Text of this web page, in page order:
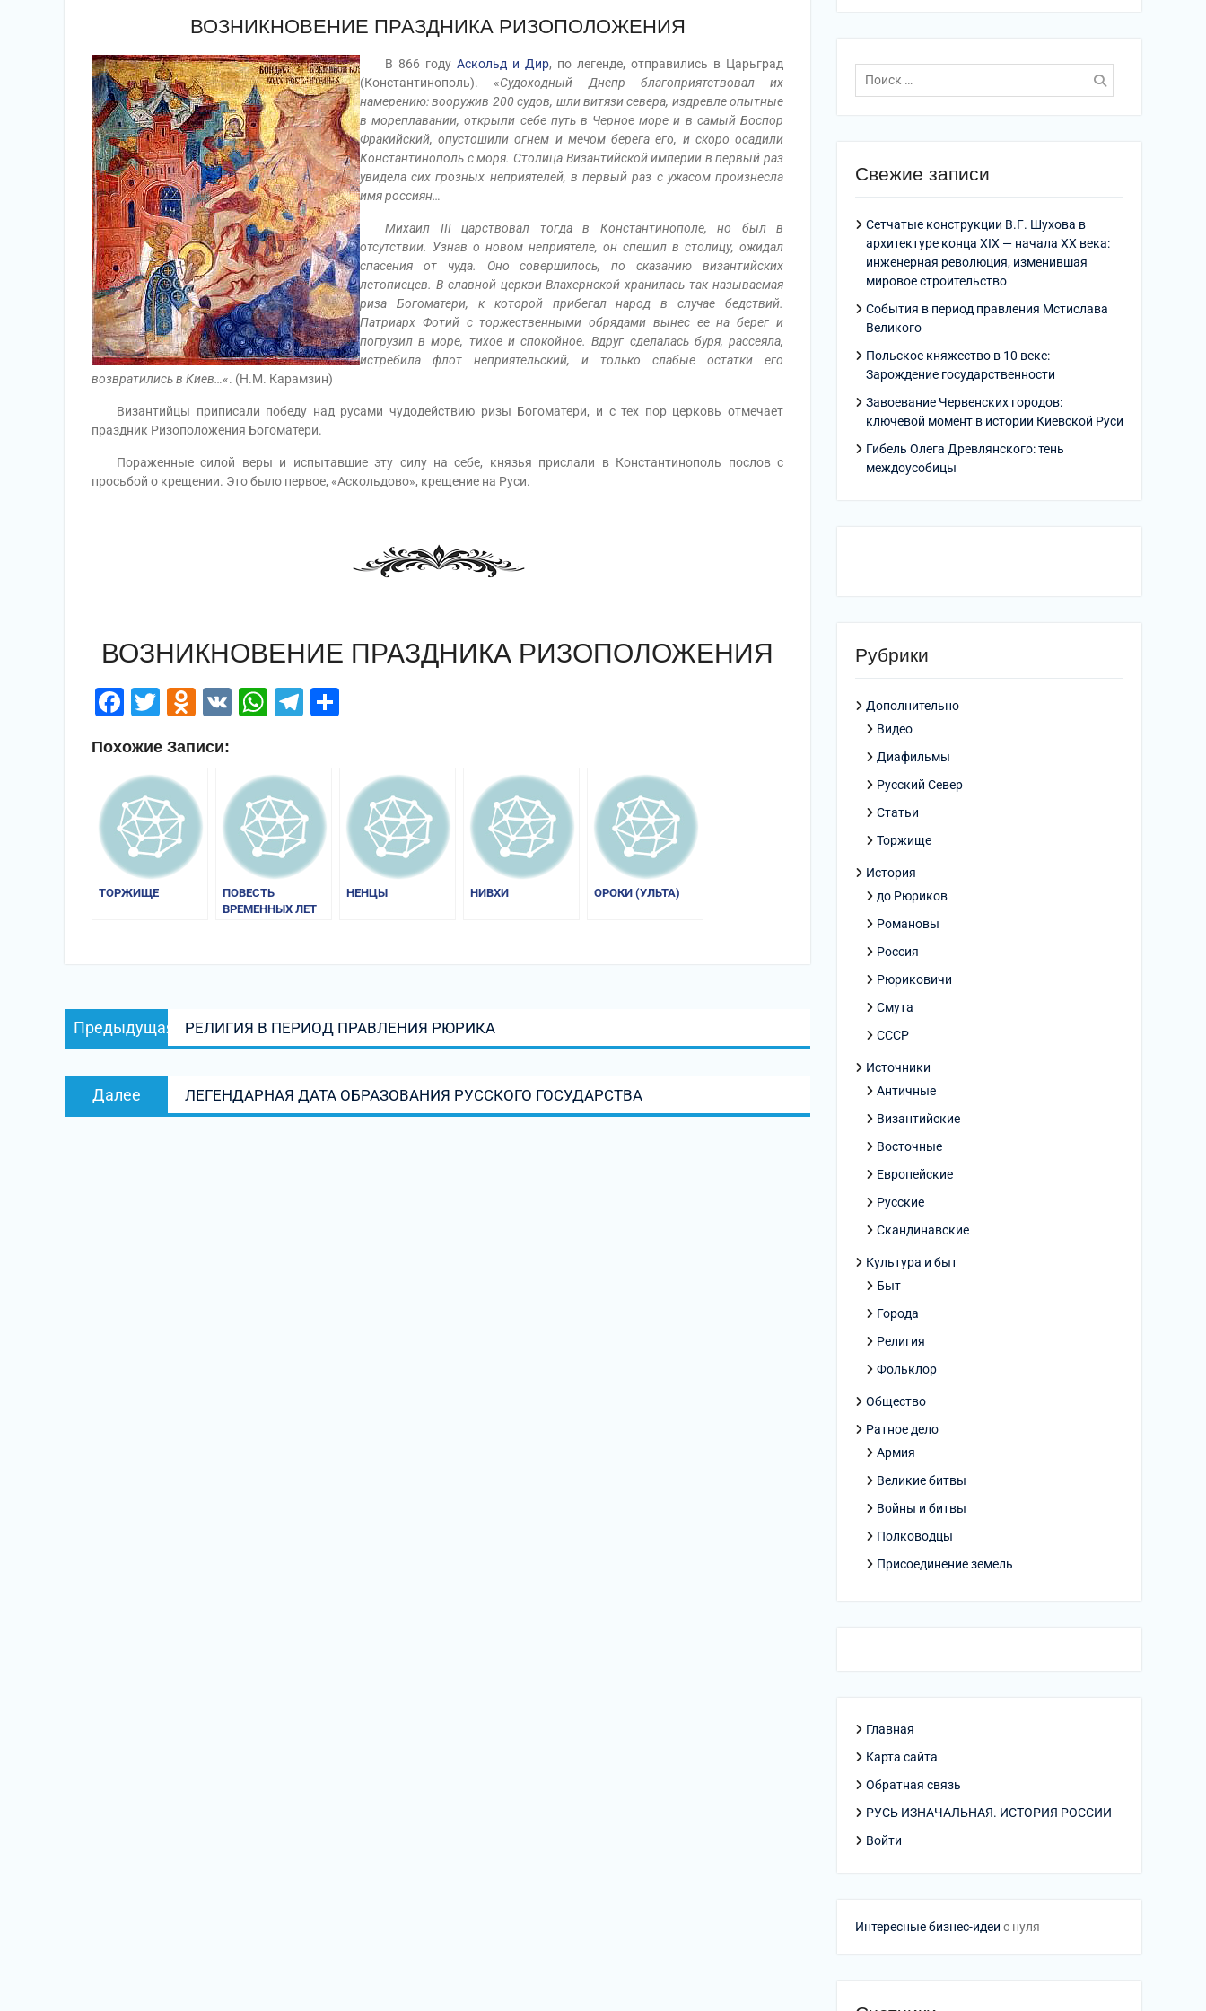
ВОЗНИКНОВЕНИЕ ПРАЗДНИКА РИЗОПОЛОЖЕНИЯ
В 866 году Аскольд и Дир, по легенде, отправились в Царьград
(Константинополь). «Судоходный Днепр благоприятствовал их
намерению: вооружив 200 судов, шли витязи севера, издревле опытные
в мореплавании, открыли себе путь в Черное море и в самый Боспор
Фракийский, опустошили огнем и мечом берега его, и скоро осадили
Константинополь с моря. Столица Византийской империи в первый раз
увидела сих грозных неприятелей, в первый раз с ужасом произнесла
имя россиян…
Михаил III царствовал тогда в Константинополе, но был в
отсутствии. Узнав о новом неприятеле, он спешил в столицу, ожидал
спасения от чуда. Оно совершилось, по сказанию византийских
летописцев. В славной церкви Влахернской хранилась так называемая
риза Богоматери, к которой прибегал народ в случае бедствий.
Патриарх Фотий с торжественными обрядами вынес ее на берег и
погрузил в море, тихое и спокойное. Вдруг сделалась буря, рассеяла,
истребила флот неприятельский, и только слабые остатки его
возвратились в Киев…«. (Н.М. Карамзин)
Византийцы приписали победу над русами чудодействию ризы Богоматери, и с тех пор церковь отмечает
праздник Ризоположения Богоматери.
Пораженные силой веры и испытавшие эту силу на себе, князья прислали в Константинополь послов с
просьбой о крещении. Это было первое, «Аскольдово», крещение на Руси.
ВОЗНИКНОВЕНИЕ ПРАЗДНИКА РИЗОПОЛОЖЕНИЯ
Facebook
Twitter
Odnoklassniki
VK WhatsApp
Telegram
Похожие Записи:
ТОРЖИЩЕ
ПОВЕСТЬ
ВРЕМЕННЫХ ЛЕТ
НЕНЦЫ НИВХИ ОРОКИ (УЛЬТА)
Навигация
по
Предыдущая
запись:
РЕЛИГИЯ В ПЕРИОД ПРАВЛЕНИЯ РЮРИКА
Далее
запись:
ЛЕГЕНДАРНАЯ ДАТА ОБРАЗОВАНИЯ РУССКОГО ГОСУДАРСТВА
Поиск
по:
Свежие записи
Сетчатые конструкции В.Г. Шухова в
архитектуре конца XIX — начала XX века:
инженерная революция, изменившая
мировое строительство
События в период правления Мстислава
Великого
Польское княжество в 10 веке:
Зарождение государственности
Завоевание Червенских городов:
ключевой момент в истории Киевской Руси
Гибель Олега Древлянского: тень
междоусобицы
Рубрики
Дополнительно
Видео
Диафильмы
Русский Север
Статьи
Торжище
История
до Рюриков
Романовы
Россия
Рюриковичи
Смута
СССР
Источники
Античные
Византийские
Восточные
Европейские
Русские
Скандинавские
Культура и быт
Быт
Города
Религия
Фольклор
Общество
Ратное дело
Армия
Великие битвы
Войны и битвы
Полководцы
Присоединение земель
Главная
Карта сайта
Обратная связь
РУСЬ ИЗНАЧАЛЬНАЯ. ИСТОРИЯ РОССИИ
Войти
Интересные бизнес-идеи с нуля